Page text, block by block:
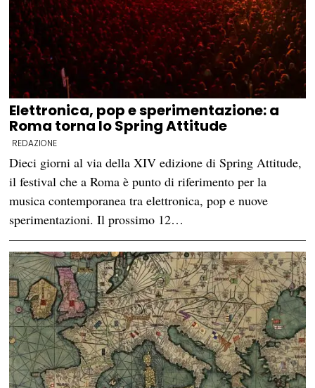
Elettronica, pop e sperimentazione: a
Roma torna lo Spring Attitude
REDAZIONE
Dieci giorni al via della XIV edizione di Spring Attitude,
il festival che a Roma è punto di riferimento per la
musica contemporanea tra elettronica, pop e nuove
sperimentazioni. Il prossimo 12…